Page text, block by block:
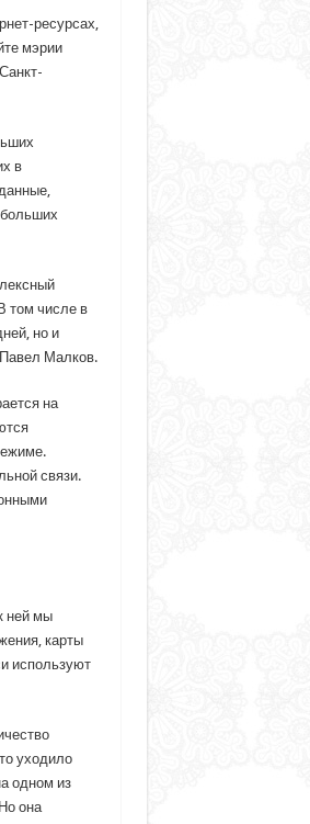
ресурсах,
мэрии
в
том числе в
но и
Малков.
на
связи.
ней мы
карты
используют
уходило
одном из
она